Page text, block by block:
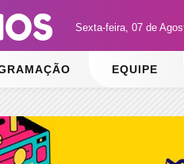
Sexta-feira, 07 de
EQUIPE